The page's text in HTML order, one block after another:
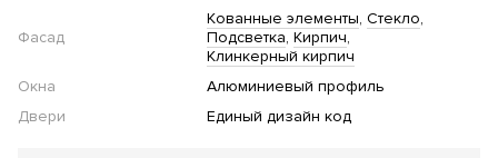
Фасад
Кованные элементы Стекло
Подсветка Кирпич
Клинкерный кирпич
Окна
Алюминиевый профиль
Двери
Единый дизайн код